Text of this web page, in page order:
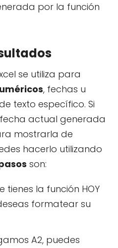
por la función
se utiliza para
, fechas u
texto específico. Si
actual generada
mostrarla de
hacerlo utilizando
son:
tienes la función HOY
formatear su
A2, puedes